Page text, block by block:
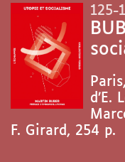
125-
d’E.
F. Girard, 254 p.